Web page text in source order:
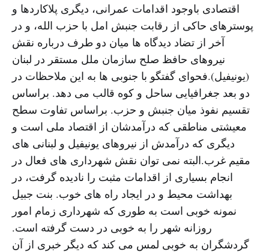
اقتصادی باوجود اقدامات عمرانی، دیگری پلاکاردها و
پوسترهای حاکی از رقابت جنبش امل با حزب الله، و در
آخر از تضاد دیدگاه ها میان دو طرف درباره نقش
نیروهای حافظ صلح سازمان ملل مستقر در لبنان
(یونیفیل).فحوای گفتگو با جنوبی ها به این ملاحظات در
دو بعد جغرافیایی ساحل و کوه قالب می دهد. براساس
تقسیم نفوذ میان جنبش و حزب. براساس تفاوت سطح
معیشتی مناطقی که درآمدشان از اقتصاد ملی است و
دیگری که درآمدش از نیروهای یونیفیل و لبنانی های
مقیم غرب.البته نمی توان نقش شهرداری های فعال در
انجام بسیاری از اقدامات مثبت را نادیده گرفت، در
بهداشت محیط و در ایجاد راه های خوب. بنت جبیل
نمونه خوبی است به طوری که شهرداری زمام امور
روزانه شهر را به خوبی در دست گرفته است.
گردشگران به خوبی لمس می کند که دیگر خبری از آن